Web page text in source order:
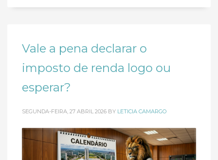
Vale a pena declarar o
imposto de renda logo ou
esperar?
SEGUNDA-FEIRA, 27 ABRIL 2026 BY LETICIA CAMARGO